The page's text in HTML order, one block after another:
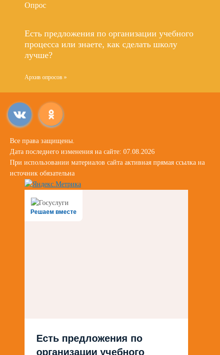
Опрос
Есть предложения по организации учебного
процесса или знаете, как сделать школу
лучше?
Архив опросов »
Все права защищены.
Дата последнего изменения на сайте: 07.08.2026
При использовании материалов сайта активная прямая ссылка на
источник обязательна
Решаем вместе
Есть предложения по
организации учебного